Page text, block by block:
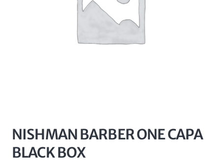
NISHMAN BARBER ONE CAPA
BLACK BOX